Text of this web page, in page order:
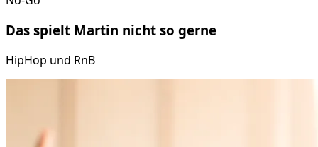
Das spielt Martin nicht so gerne
HipHop und RnB